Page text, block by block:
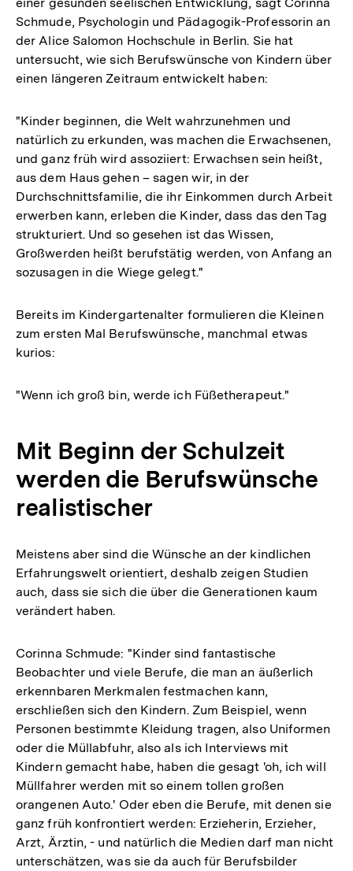
Schmude, Psychologin und Pädagogik-Professorin an
der Alice Salomon Hochschule in Berlin. Sie hat
untersucht, wie sich Berufswünsche von Kindern über
einen längeren Zeitraum entwickelt haben:
"Kinder beginnen, die Welt wahrzunehmen und
natürlich zu erkunden, was machen die Erwachsenen,
und ganz früh wird assoziiert: Erwachsen sein heißt,
aus dem Haus gehen – sagen wir, in der
Durchschnittsfamilie, die ihr Einkommen durch Arbeit
erwerben kann, erleben die Kinder, dass das den Tag
strukturiert. Und so gesehen ist das Wissen,
Großwerden heißt berufstätig werden, von Anfang an
sozusagen in die Wiege gelegt."
Bereits im Kindergartenalter formulieren die Kleinen
zum ersten Mal Berufswünsche, manchmal etwas
kurios:
"Wenn ich groß bin, werde ich Füßetherapeut."
Mit Beginn der Schulzeit
werden die Berufswünsche
realistischer
Meistens aber sind die Wünsche an der kindlichen
Erfahrungswelt orientiert, deshalb zeigen Studien
auch, dass sie sich die über die Generationen kaum
verändert haben.
Corinna Schmude: "Kinder sind fantastische
Beobachter und viele Berufe, die man an äußerlich
erkennbaren Merkmalen festmachen kann,
erschließen sich den Kindern. Zum Beispiel, wenn
Personen bestimmte Kleidung tragen, also Uniformen
oder die Müllabfuhr, also als ich Interviews mit
Kindern gemacht habe, haben die gesagt 'oh, ich will
Müllfahrer werden mit so einem tollen großen
orangenen Auto.' Oder eben die Berufe, mit denen sie
ganz früh konfrontiert werden: Erzieherin, Erzieher,
Arzt, Ärztin, - und natürlich die Medien darf man nicht
unterschätzen, was sie da auch für Berufsbilder